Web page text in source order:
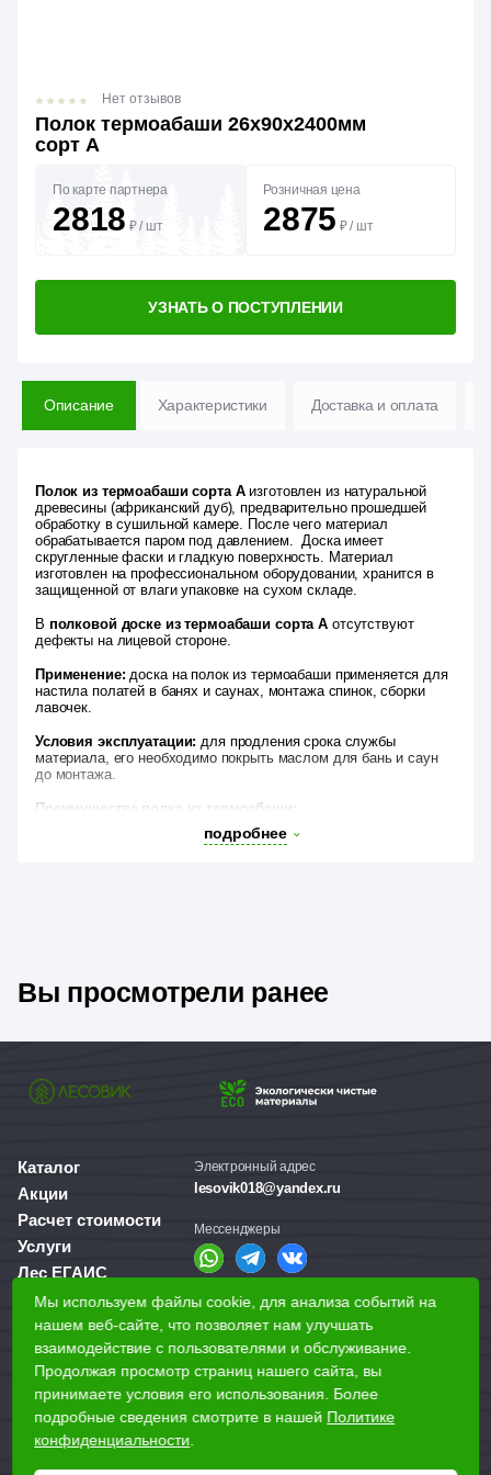
Полок термоабаши 26х90х2400мм
сорт А
Нет отзывов
По карте партнера
2818 ₽/ шт
Розничная цена
2875 ₽/ шт
УЗНАТЬ О ПОСТУПЛЕНИИ
Описание Характеристики Доставка и оплата
Полок из термоабаши сорта Аизготовлен из натуральной
древесины (африканский дуб), предварительно прошедшей
обработку в сушильной камере. После чего материал
обрабатывается паром под давлением. Доска имеет
скругленные фаски и гладкую поверхность. Материал
изготовлен на профессиональном оборудовании, хранится в
защищенной от влаги упаковке на сухом складе.
В полковой доске из термоабаши сорта А отсутствуют
дефекты на лицевой стороне.
Применение: доска на полок из термоабаши применяется для
настила полатей в банях и саунах, монтажа спинок, сборки
лавочек.
Условия эксплуатации: для продления срока службы
материала, его необходимо покрыть маслом для бань и саун
до монтажа.
Преимущества полка из термоабаши:
Низкая теплопроводность.Доска из термоабаши слабо
коричневый цвет и скруглённый радиус придают доске
эстетическую привлекательность.
подробнее
Вы просмотрели ранее
Каталог
Акции
Расчет стоимости
Услуги
Лес ЕГАИС
О компании
Доставка и оплата
Для бизнеса
Наши магазины
Электронный адрес
lesovik018@yandex.ru
Мессенджеры
Справочная служба
+7 (3412) 77-60-50
Мы используем файлы cookie, для анализа событий на
нашем веб-сайте, что позволяет нам улучшать
взаимодействие с пользователями и обслуживание.
Продолжая просмотр страниц нашего сайта, вы
принимаете условия его использования. Более
подробные сведения смотрите в нашей Политике
конфиденциальности